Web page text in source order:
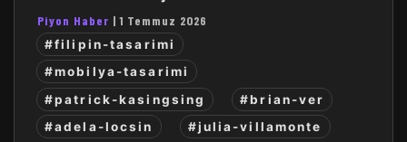
Piyon Haber |1 Temmuz 2026
#filipin-tasarimi
#mobilya-tasarimi
#patrick-kasingsing
#brian-ver
#adela-locsin
#julia-villamonte